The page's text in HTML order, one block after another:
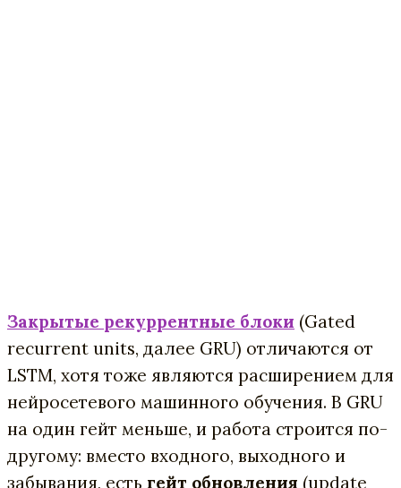
Закрытые рекуррентные блоки (Gated
recurrent units, далее GRU) отличаются от
LSTM, хотя тоже являются расширением для
нейросетевого машинного обучения. В GRU
на один гейт меньше, и работа строится по-
другому: вместо входного, выходного и
забывания, есть гейт обновления (update